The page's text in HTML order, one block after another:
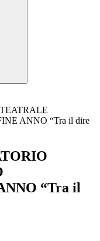
ANNO “Tra il dire
“Tra il